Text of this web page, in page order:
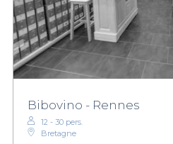
Bibovino - Rennes
12 - 30 pers.
Bretagne